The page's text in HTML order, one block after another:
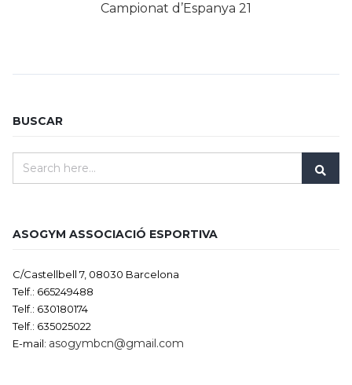
Campionat d’Espanya 21
BUSCAR
ASOGYM ASSOCIACIÓ ESPORTIVA
C/Castellbell 7, 08030 Barcelona
Telf.: 665249488
Telf.: 630180174
Telf.: 635025022
E-mail: asogymbcn@gmail.com